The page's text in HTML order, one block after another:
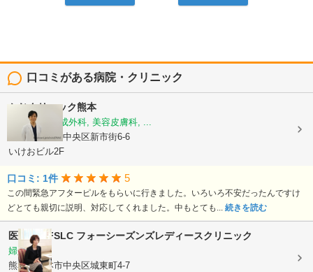
口コミがある病院・クリニック
かじクリニック熊本
美容外科, 形成外科, 美容皮膚科, ...
熊本県熊本市中央区新市街6-6
いけおビル2F
口コミ: 1件 5
この間緊急アフターピルをもらいに行きました。いろいろ不安だったんですけ
どとても親切に説明、対応してくれました。中もとても... 続きを読む
医療法人FSLC フォーシーズンズレディースクリニック
婦人科
熊本県熊本市中央区城東町4-7